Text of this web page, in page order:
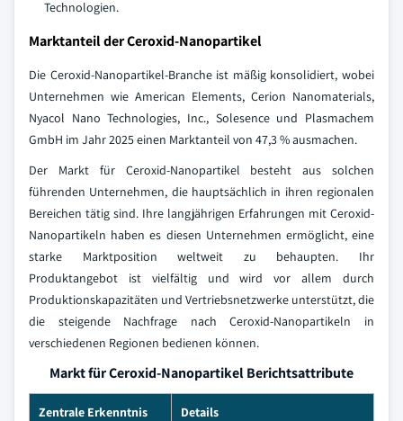
Technologien.
Marktanteil der Ceroxid-Nanopartikel
Die Ceroxid-Nanopartikel-Branche ist mäßig konsolidiert, wobei
Unternehmen wie American Elements, Cerion Nanomaterials,
Nyacol Nano Technologies, Inc., Solesence und Plasmachem
GmbH im Jahr 2025 einen Marktanteil von 47,3 % ausmachen.
Der Markt für Ceroxid-Nanopartikel besteht aus solchen
führenden Unternehmen, die hauptsächlich in ihren regionalen
Bereichen tätig sind. Ihre langjährigen Erfahrungen mit Ceroxid-
Nanopartikeln haben es diesen Unternehmen ermöglicht, eine
starke Marktposition weltweit zu behaupten. Ihr
Produktangebot ist vielfältig und wird vor allem durch
Produktionskapazitäten und Vertriebsnetzwerke unterstützt, die
die steigende Nachfrage nach Ceroxid-Nanopartikeln in
verschiedenen Regionen bedienen können.
Markt für Ceroxid-Nanopartikel Berichtsattribute
Zentrale Erkenntnis Details